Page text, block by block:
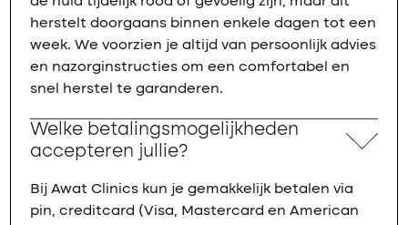
herstelt doorgaans binnen enkele dagen tot een
week. We voorzien je altijd van persoonlijk advies
en nazorginstructies om een comfortabel en
snel herstel te garanderen.
Welke betalingsmogelijkheden
accepteren jullie?
Bij Awat Clinics kun je gemakkelijk betalen via
pin, creditcard (Visa, Mastercard en American